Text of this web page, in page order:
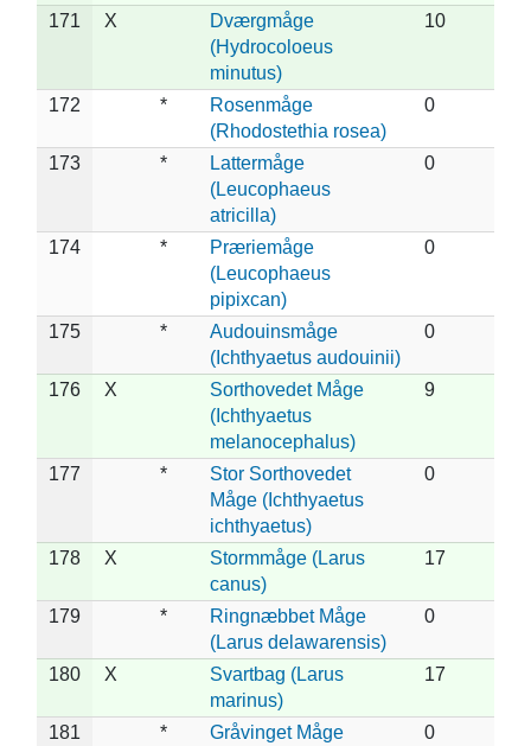
171 X
Dværgmåge
(Hydrocoloeus
minutus)
10
172 *
Rosenmåge
(Rhodostethia rosea)
0
173 *
Lattermåge
(Leucophaeus
atricilla)
0
174 *
Præriemåge
(Leucophaeus
pipixcan)
0
175 *
Audouinsmåge
(Ichthyaetus audouinii)
0
176 X
Sorthovedet Måge
(Ichthyaetus
melanocephalus)
9
177 *
Stor Sorthovedet
Måge (Ichthyaetus
ichthyaetus)
0
178 X
Stormmåge (Larus
canus)
17
179 *
Ringnæbbet Måge
(Larus delawarensis)
0
180 X
Svartbag (Larus
marinus)
17
181 *
Gråvinget Måge
0